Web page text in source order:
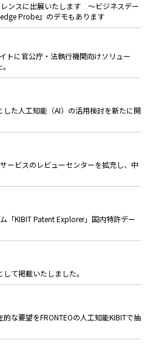
ンスに出展いたします ～ビジネスデー
Probe』のデモもあります
トに官公庁・法執行機関向けソリュー
た人工知能（AI）の活用検討を新たに開
ービスのレビューセンターを拡充し、中
「KIBIT Patent Explorer」国内特許デー
て掲載いたしました。
な要望をFRONTEOの人工知能KIBITで抽